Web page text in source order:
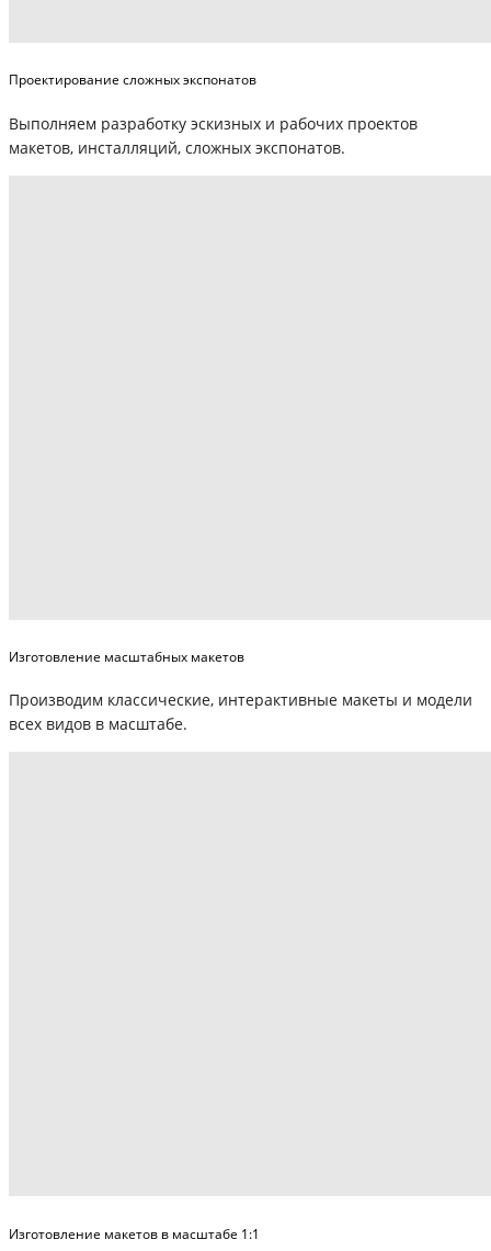
Проектирование сложных экспонатов
Выполняем разработку эскизных и рабочих проектов
макетов, инсталляций, сложных экспонатов.
Изготовление масштабных макетов
Производим классические, интерактивные макеты и модели
всех видов в масштабе.
Изготовление макетов в масштабе 1:1